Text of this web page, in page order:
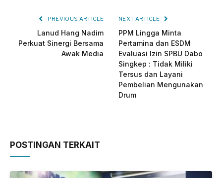
PREVIOUS ARTICLE
Lanud Hang Nadim
Perkuat Sinergi Bersama
Awak Media
NEXT ARTICLE
PPM Lingga Minta
Pertamina dan ESDM
Evaluasi Izin SPBU Dabo
Singkep : Tidak Miliki
Tersus dan Layani
Pembelian Mengunakan
Drum
POSTINGAN TERKAIT